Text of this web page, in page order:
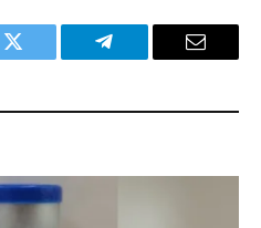
Twitter Telegram Email